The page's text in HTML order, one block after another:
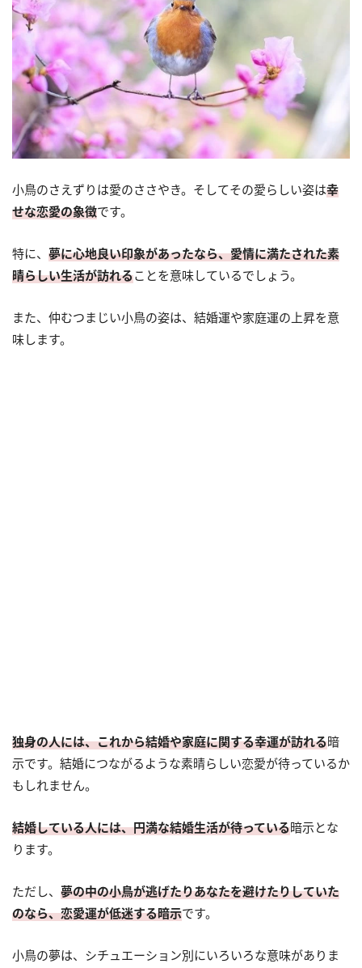
小鳥のさえずりは愛のささやき。そしてその愛らしい姿は幸
せな恋愛の象徴です。
特に、 夢に心地良い印象があったなら、愛情に満たされた素
晴らしい生活が訪れることを意味しているでしょう。
また、仲むつまじい小鳥の姿は、結婚運や家庭運の上昇を意
味します。
独身の人には、これから結婚や家庭に関する幸運が訪れる暗
示です。結婚につながるような素晴らしい恋愛が待っているか
もしれません。
結婚している人には、円満な結婚生活が待っている暗示とな
ります。
ただし、 夢の中の小鳥が逃げたりあなたを避けたりしていた
のなら、恋愛運が低迷する暗示です。
小鳥の夢は、シチュエーション別にいろいろな意味がありま